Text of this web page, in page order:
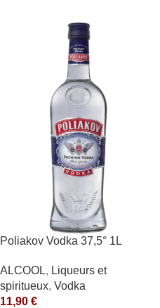
Poliakov Vodka 37,5° 1L
ALCOOL, Liqueurs et
spiritueux, Vodka
11,90 €